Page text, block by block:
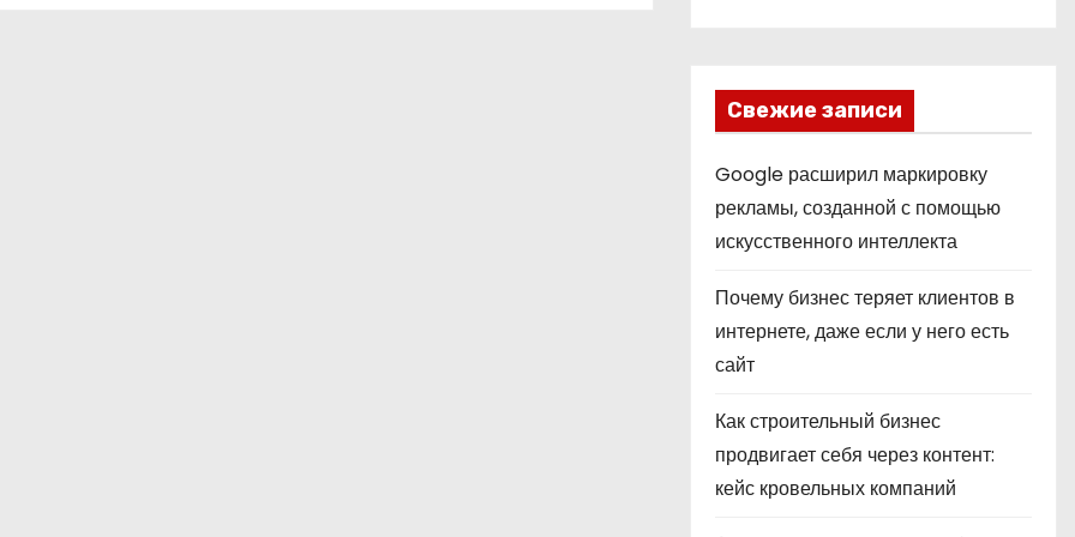
Свежие записи
Google расширил маркировку
рекламы, созданной с помощью
искусственного интеллекта
Почему бизнес теряет клиентов в
интернете, даже если у него есть
сайт
Как строительный бизнес
продвигает себя через контент:
кейс кровельных компаний